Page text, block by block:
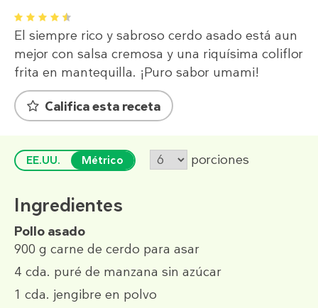
1 2 3 4 5
El siempre rico y sabroso cerdo asado está aun
mejor con salsa cremosa y una riquísima coliflor
frita en mantequilla. ¡Puro sabor umami!
Califica esta receta
EE.UU. Métrico porciones
Ingredientes
Pollo asado
900 g carne de cerdo para asar
4 cda. puré de manzana sin azúcar
1 cda. jengibre en polvo